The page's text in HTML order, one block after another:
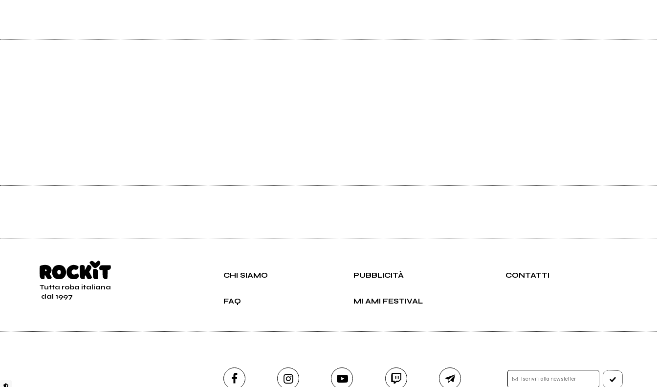
Tutta roba italiana
dal 1997
CHI SIAMO PUBBLICITÀ CONTATTI
FAQ MI AMI FESTIVAL
Iscriviti alla newsletter